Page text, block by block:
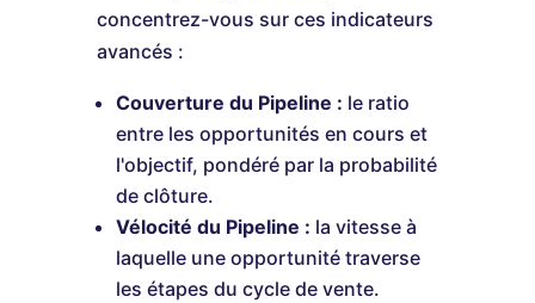
concentrez-vous sur ces indicateurs
avancés :
Couverture du Pipeline : le ratio
entre les opportunités en cours et
l'objectif, pondéré par la probabilité
de clôture.
Vélocité du Pipeline : la vitesse à
laquelle une opportunité traverse
les étapes du cycle de vente.